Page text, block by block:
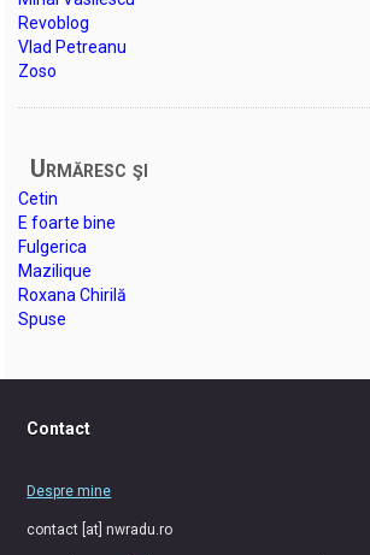
Revoblog
Vlad Petreanu
Zoso
Urmăresc şi
Cetin
E foarte bine
Fulgerica
Mazilique
Roxana Chirilă
Spuse
Contact
Despre mine
contact [at] nwradu.ro